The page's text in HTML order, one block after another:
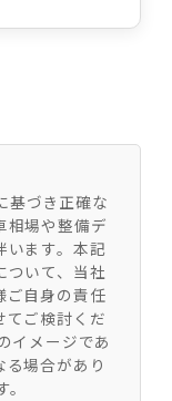
基づき正確な
相場や整備デ
います。本記
ついて、当社
ご自身の責任
てご検討くだ
イメージであ
場合があり